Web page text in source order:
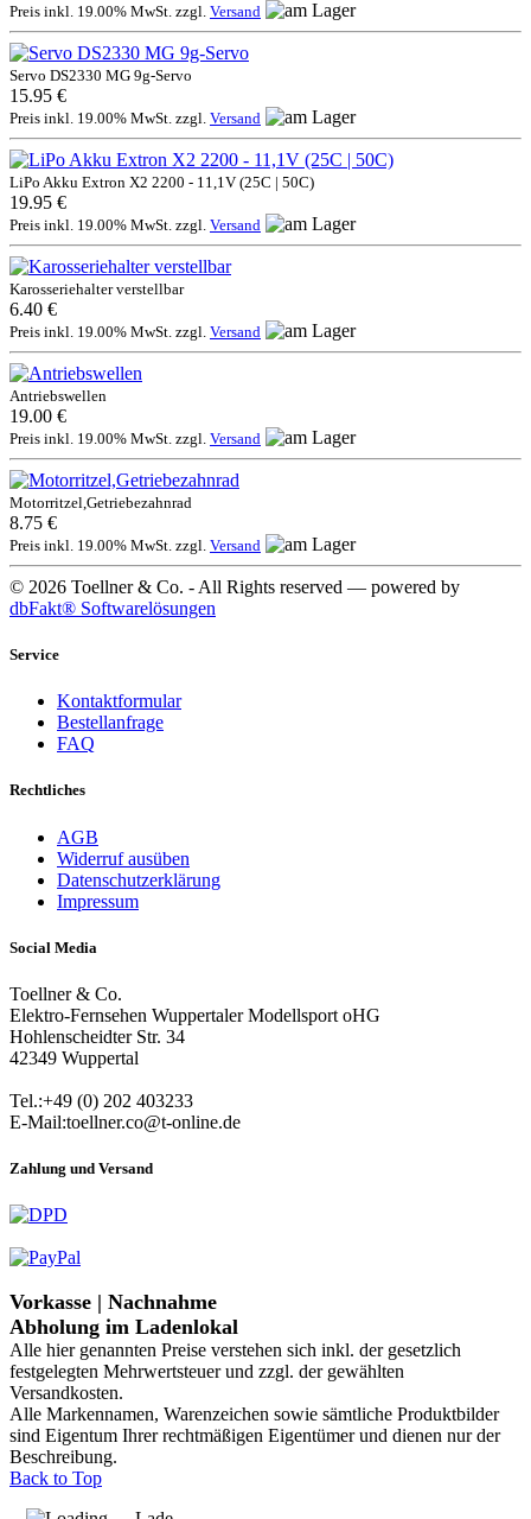
Preis inkl. 19.00% MwSt. zzgl. Versand
Servo DS2330 MG 9g-Servo
15.95 €
Preis inkl. 19.00% MwSt. zzgl. Versand
LiPo Akku Extron X2 2200 - 11,1V (25C | 50C)
19.95 €
Preis inkl. 19.00% MwSt. zzgl. Versand
Karosseriehalter verstellbar
6.40 €
Preis inkl. 19.00% MwSt. zzgl. Versand
Antriebswellen
19.00 €
Preis inkl. 19.00% MwSt. zzgl. Versand
Motorritzel,Getriebezahnrad
8.75 €
Preis inkl. 19.00% MwSt. zzgl. Versand
© 2026 Toellner & Co. - All Rights reserved — powered by
dbFakt® Softwarelösungen
Service
Kontaktformular
Bestellanfrage
FAQ
Rechtliches
AGB
Widerruf ausüben
Datenschutzerklärung
Impressum
Social Media
Toellner & Co.
Elektro-Fernsehen Wuppertaler Modellsport oHG
Hohlenscheidter Str. 34
42349 Wuppertal
Tel.:+49 (0) 202 403233
E-Mail:toellner.co@t-online.de
Zahlung und Versand
Vorkasse | Nachnahme
Abholung im Ladenlokal
Alle hier genannten Preise verstehen sich inkl. der gesetzlich
festgelegten Mehrwertsteuer und zzgl. der gewählten
Versandkosten.
Alle Markennamen, Warenzeichen sowie sämtliche Produktbilder
sind Eigentum Ihrer rechtmäßigen Eigentümer und dienen nur der
Beschreibung.
Back to Top